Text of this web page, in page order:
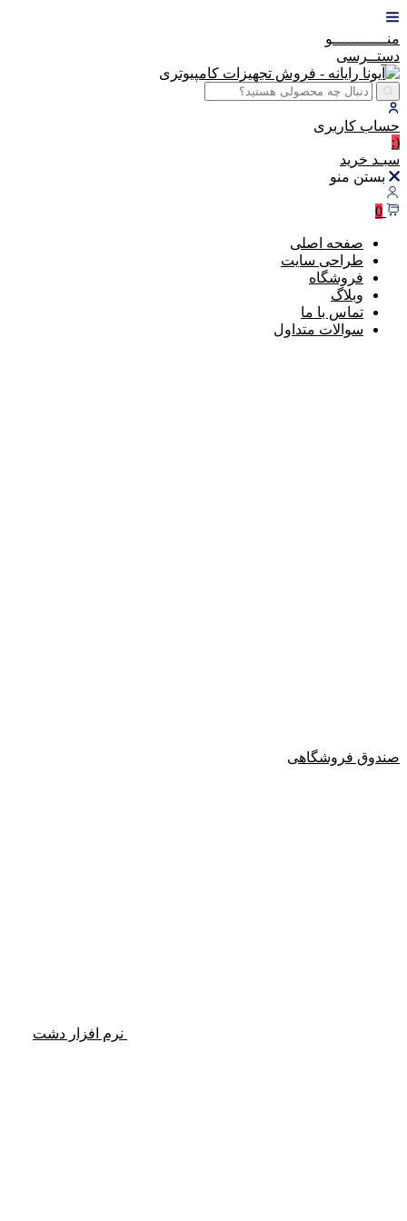
منــــــــــــو
دستــرسی
حساب کاربری
(:
سبـد خرید
بستن منو
0
صفحه اصلی
طراحی سایت
فروشگاه
وبلاگ
تماس با ما
سوالات متداول
صندوق فروشگاهی
نرم افزار دشت